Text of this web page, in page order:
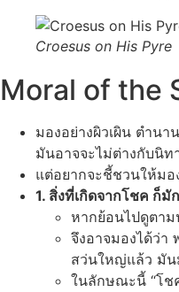
Croesus on His Pyre
Moral of the
มองอย่างผิวเผิน ตำน
มันอาจจะไม่ต่างกับนิท
แต่อยากจะชี้ชวนให้มอ
1. สิ่งที่เกิดจากโชค ก็
หากย้อนไปดูตาม
จึงอาจมองได้ว่า
สว่นใหญ่แล้ว มัน
ในลักษณะนี้ “โช